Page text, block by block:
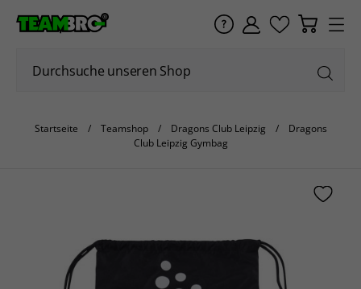
Startseite Teamshop Dragons Club Leipzig
Dragons
Club Leipzig Gymbag